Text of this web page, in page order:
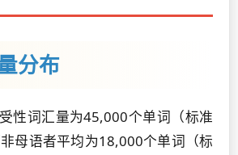
分布
性词汇量为45,000个单词（标准
母语者平均为18,000个单词（标